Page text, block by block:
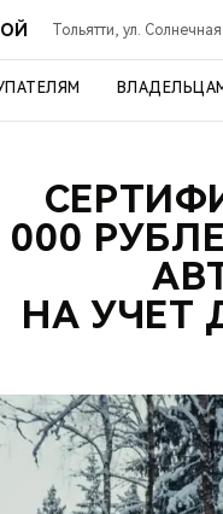
Тольятти, ул.
000
НА УЧЕТ